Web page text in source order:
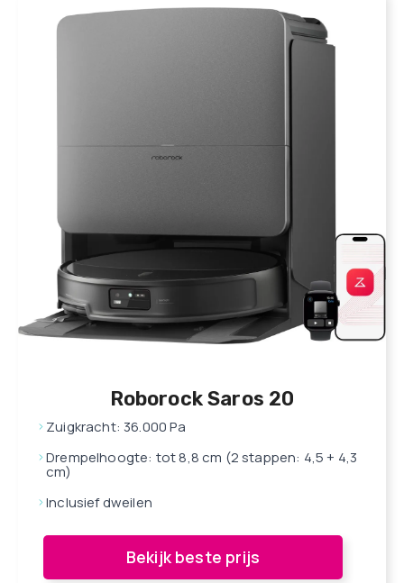
Roborock Saros 20
Zuigkracht: 36.000 Pa
Drempelhoogte: tot 8,8 cm (2 stappen: 4,5 + 4,3
cm)
Inclusief dweilen
Bekijk beste prijs